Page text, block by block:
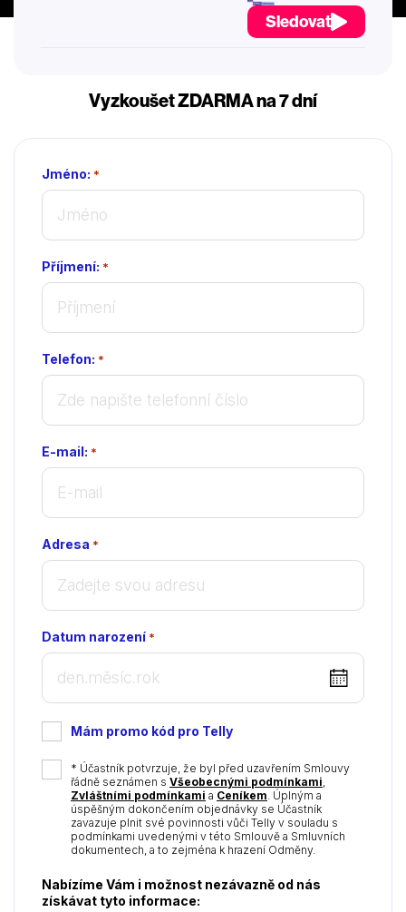
Sledovat
Vyzkoušet ZDARMA na 7 dní
Jméno: *
Příjmení: *
Telefon: *
E-mail: *
Adresa *
Datum narození *
DD
dot
MM
dot
YYYY
Mám promo kód pro Telly
* Účastník potvrzuje, že byl před uzavřením Smlouvy
řádně seznámen s Všeobecnými podmínkami,
Zvláštními podmínkami a Ceníkem. Úplným a
úspěšným dokončením objednávky se Účastník
zavazuje plnit své povinnosti vůči Telly v souladu s
podmínkami uvedenými v této Smlouvě a Smluvních
dokumentech, a to zejména k hrazení Odměny.
Nabízíme Vám i možnost nezávazně od nás
získávat tyto informace: